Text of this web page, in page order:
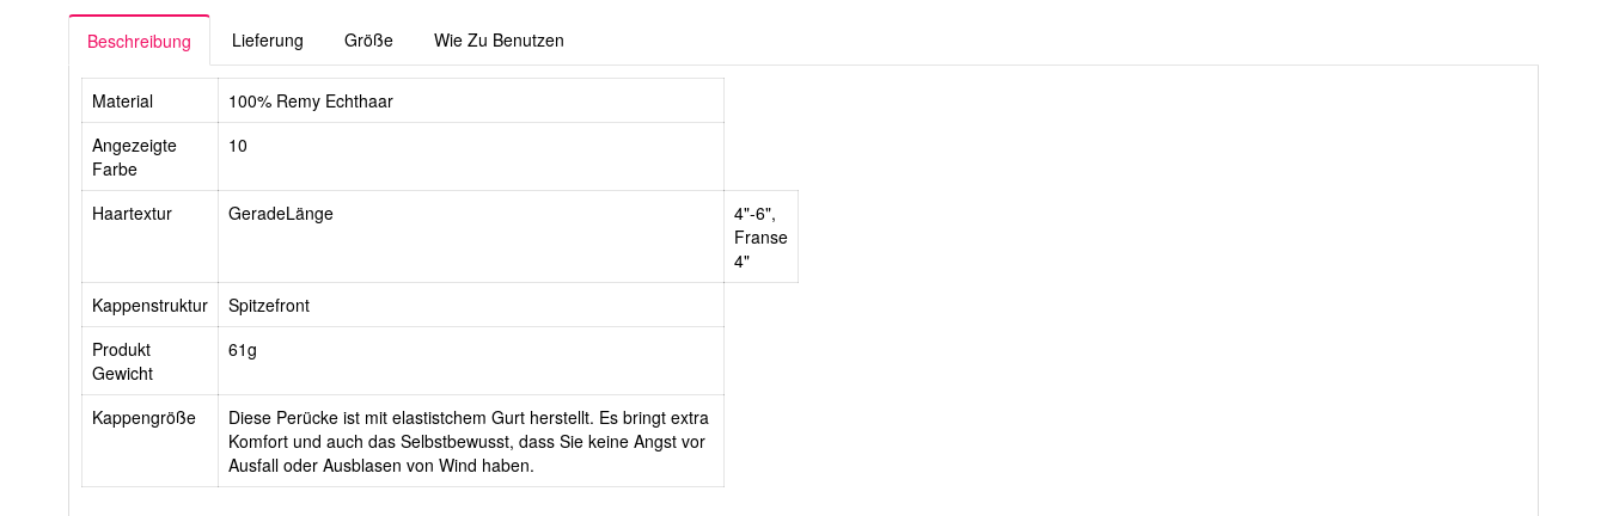
Beschreibung Lieferung Größe Wie Zu Benutzen
Material
100% Remy Echthaar
Angezeigte
Farbe
10
Haartextur GeradeLänge
4"-6",
Franse
4"
Kappenstruktur
Spitzefront
Produkt
Gewicht
61g
Kappengröße
Diese Perücke ist mit elastistchem Gurt herstellt. Es bringt extra
Komfort und auch das Selbstbewusst, dass Sie keine Angst vor
Ausfall oder Ausblasen von Wind haben.